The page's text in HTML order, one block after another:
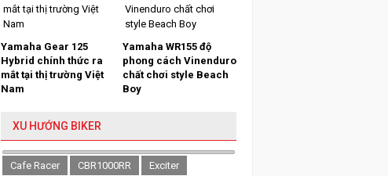
Yamaha Gear 125
Hybrid chính thức ra
mắt tại thị trường Việt
Nam
Yamaha WR155 độ
phong cách Vinenduro
chất chơi style Beach
Boy
XU HƯỚNG BIKER
Cafe Racer CBR1000RR
Exciter